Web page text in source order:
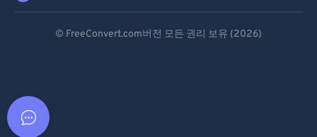
© FreeConvert.com버전 모든 권리 보유 (2026)